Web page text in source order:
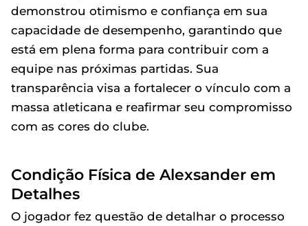
demonstrou otimismo e confiança em sua
capacidade de desempenho, garantindo que
está em plena forma para contribuir com a
equipe nas próximas partidas. Sua
transparência visa a fortalecer o vínculo com a
massa atleticana e reafirmar seu compromisso
com as cores do clube.
Condição Física de Alexsander em
Detalhes
O jogador fez questão de detalhar o processo